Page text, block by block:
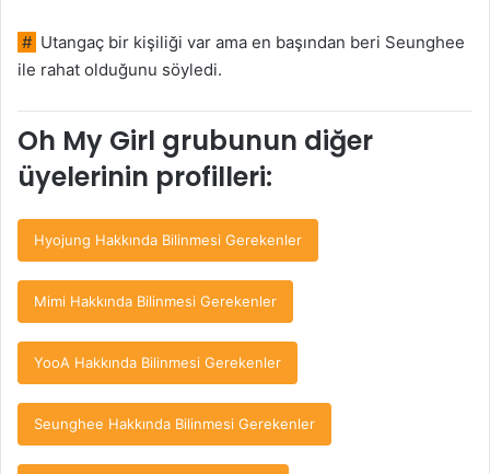
# Utangaç bir kişiliği var ama en başından beri Seunghee
ile rahat olduğunu söyledi.
Oh My Girl grubunun diğer
üyelerinin profilleri:
Hyojung Hakkında Bilinmesi Gerekenler
Mimi Hakkında Bilinmesi Gerekenler
YooA Hakkında Bilinmesi Gerekenler
Seunghee Hakkında Bilinmesi Gerekenler